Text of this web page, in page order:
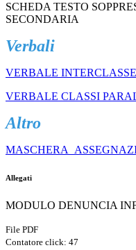
SCHEDA TESTO
SECONDARIA
Verbali
VERBALE
VERBALE CLASSI
Altro
Allegati
MODULO DENUNCIA
File PDF
Contatore click: 47